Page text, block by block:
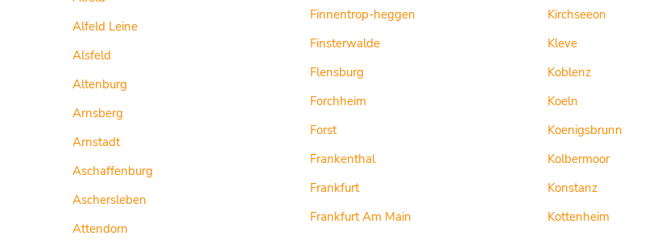
Alfeld Leine
Alsfeld
Altenburg
Arnsberg
Arnstadt
Aschaffenburg
Aschersleben
Attendorn
Finnentrop-heggen
Finsterwalde
Flensburg
Forchheim
Forst
Frankenthal
Frankfurt
Frankfurt Am Main
Kirchseeon
Kleve
Koblenz
Koeln
Koenigsbrunn
Kolbermoor
Konstanz
Kottenheim